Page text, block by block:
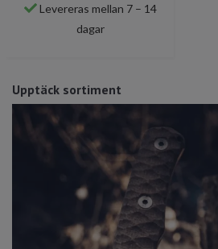
Upptäck sortiment
Levereras mellan 7 – 14
dagar